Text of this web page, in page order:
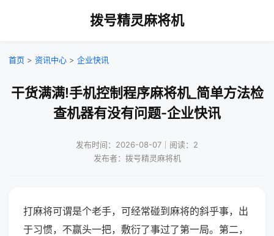
拨号精灵麻将机
首页 > 资讯中心 > 企业快讯
干货满满!手机控制程序麻将机_简单方法检
查机器有没有问题-企业快讯
发布时间：2026-08-07｜阅读：2
发布者：拨号精灵麻将机
打麻将可谓是个老手，可经常碰到麻将的斜乎事，出
于习惯，不赢头一把，敷衍了事过了第一局。第二，